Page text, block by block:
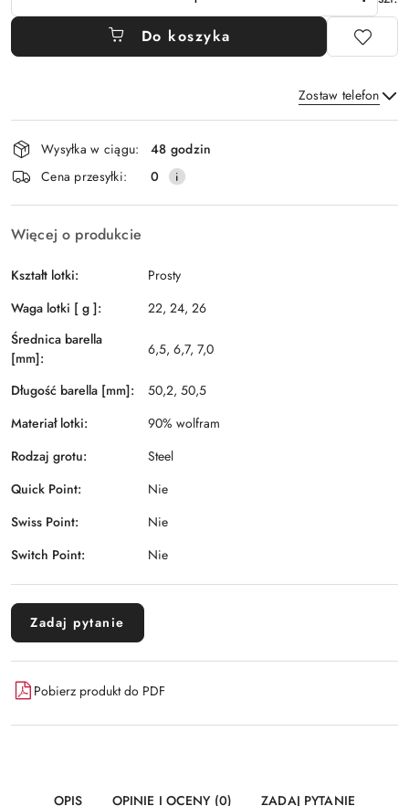
Do koszyka
Zostaw telefon
Wyślij
Dostępność
i
dostawa
Wysyłka w ciągu:
48 godzin
Cena przesyłki:
0
Więcej o produkcie
Kształt lotki:
Prosty
Waga lotki [ g ]:
22, 24, 26
Średnica barella
[mm]:
6,5, 6,7, 7,0
Długość barella [mm]:
50,2, 50,5
Materiał lotki:
90% wolfram
Rodzaj grotu:
Steel
Quick Point:
Nie
Swiss Point:
Nie
Switch Point:
Nie
Zadaj pytanie
Pobierz produkt do PDF
OPIS OPINIE I OCENY (0) ZADAJ PYTANIE